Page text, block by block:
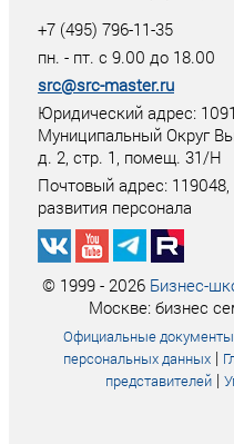
+7 (495) 796-11-35
пн. - пт. с 9.00 до 18.00
src@src-master.ru
Юридический адрес:
Муниципальный Округ
д. 2, стр. 1, помещ. 31/Н
Почтовый адрес: 119048,
развития персонала
© 1999 - 2026 Бизнес-
Москве: бизнес
Официальные документы
персональных данных|
представителей |